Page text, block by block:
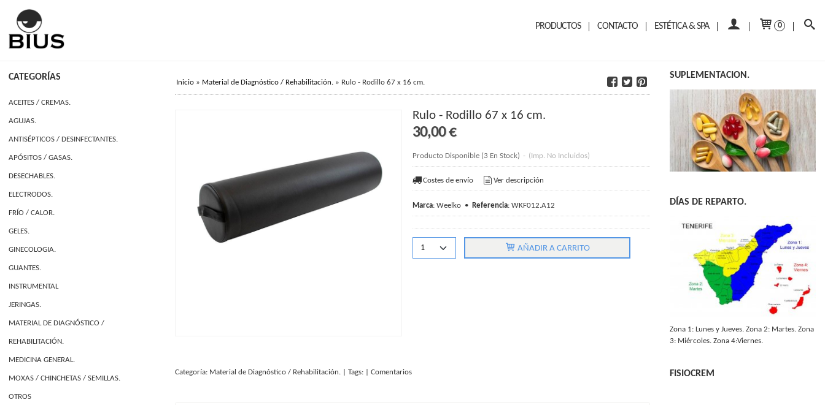
PRODUCTOS CONTACTO ESTÉTICA & SPA 0
CATEGORÍAS
ACEITES / CREMAS.
AGUJAS.
ANTISÉPTICOS / DESINFECTANTES.
APÓSITOS / GASAS.
DESECHABLES.
ELECTRODOS.
FRÍO / CALOR.
GELES.
GINECOLOGIA.
GUANTES.
INSTRUMENTAL
JERINGAS.
MATERIAL DE DIAGNÓSTICO /
REHABILITACIÓN.
MEDICINA GENERAL.
MOXAS / CHINCHETAS / SEMILLAS.
OTROS
Inicio » Material de Diagnóstico / Rehabilitación. » Rulo - Rodillo 67 x 16 cm.
Rulo - Rodillo 67 x 16 cm.
30,00 €
Producto Disponible (3 En Stock) - (Imp. No Incluidos)
Costes de envío Ver descripción
Marca: Weelko • Referencia: WKF012.A12
AÑADIR A CARRITO
SUPLEMENTACION.
DÍAS DE REPARTO.
Zona 1: Lunes y Jueves. Zona 2: Martes. Zona
3: Miércoles. Zona 4:Viernes.
FISIOCREM